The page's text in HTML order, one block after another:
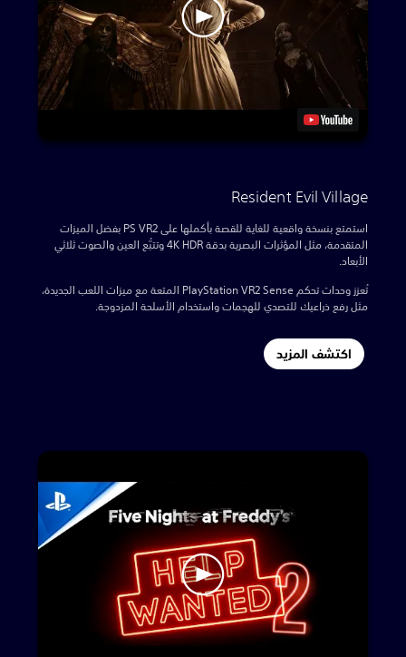
Resident Evil Village
استمتع بنسخة واقعية للغاية للقصة بأكملها على PS VR2 بفضل الميزات
المتقدمة، مثل المؤثرات البصرية بدقة 4K HDR وتتبُّع العين والصوت ثلاثي
الأبعاد.
تُعزز وحدات تحكم PlayStation VR2 Sense المتعة مع ميزات اللعب الجديدة،
مثل رفع ذراعيك للتصدي للهجمات واستخدام الأسلحة المزدوجة.
اكتشف المزيد